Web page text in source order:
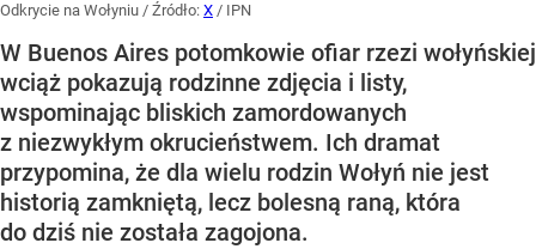
Odkrycie na Wołyniu / Źródło: X / IPN
W Buenos Aires potomkowie ofiar rzezi wołyńskiej
wciąż pokazują rodzinne zdjęcia i listy,
wspominając bliskich zamordowanych
z niezwykłym okrucieństwem. Ich dramat
przypomina, że dla wielu rodzin Wołyń nie jest
historią zamkniętą, lecz bolesną raną, która
do dziś nie została zagojona.